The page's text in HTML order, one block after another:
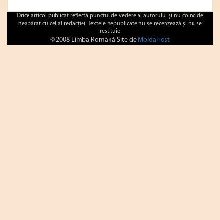
Orice articol publicat reflectă punctul de vedere al autorului şi nu coincide
neapărat cu cel al redacţiei. Textele nepublicate nu se recenzează şi nu se
restituie
© 2008 Limba Română Site de MoldaHost